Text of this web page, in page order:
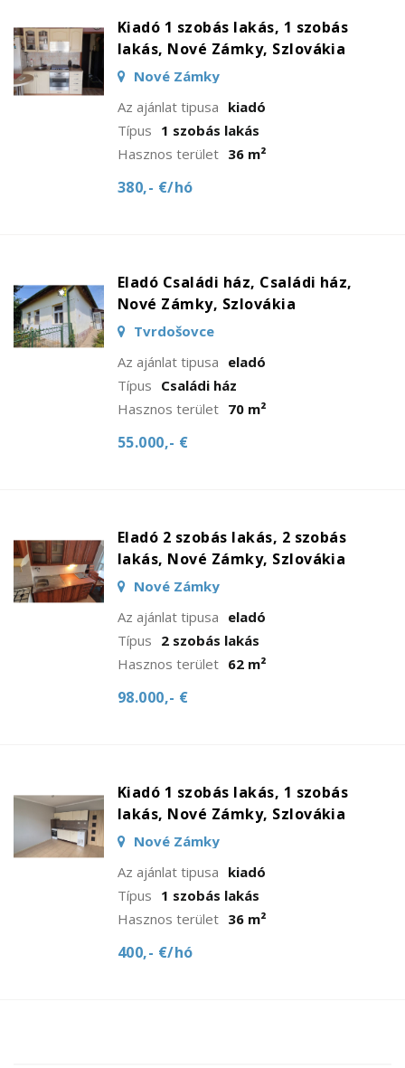
Kiadó 1 szobás lakás, 1 szobás
lakás, Nové Zámky, Szlovákia
Nové Zámky
Az ajánlat tipusa kiadó
Típus 1 szobás lakás
Hasznos terület 36 m²
380,- €/hó
Eladó Családi ház, Családi ház,
Nové Zámky, Szlovákia
Tvrdošovce
Az ajánlat tipusa eladó
Típus Családi ház
Hasznos terület 70 m²
55.000,- €
Eladó 2 szobás lakás, 2 szobás
lakás, Nové Zámky, Szlovákia
Nové Zámky
Az ajánlat tipusa eladó
Típus 2 szobás lakás
Hasznos terület 62 m²
98.000,- €
Kiadó 1 szobás lakás, 1 szobás
lakás, Nové Zámky, Szlovákia
Nové Zámky
Az ajánlat tipusa kiadó
Típus 1 szobás lakás
Hasznos terület 36 m²
400,- €/hó